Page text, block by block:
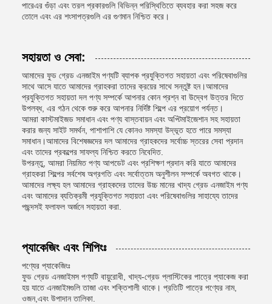
পারেএর গুঁড়া এবং তরল প্রকারগুলি বিভিন্ন পরিস্থিতিতে ব্যবহার করা সহজ করে
তোলে এবং এর শংসাপত্রগুলি এর গুণমান নিশ্চিত করে।
সহায়তা ও সেবা:
আমাদের ফুড গ্রেড এনজাইম পণ্যটি ব্যাপক প্রযুক্তিগত সহায়তা এবং পরিষেবাগুলির
সাথে আসে যাতে আমাদের গ্রাহকরা তাদের ক্রয়ের সাথে সন্তুষ্ট হন।আমাদের
প্রযুক্তিগত সহায়তা দল পণ্য সম্পর্কে আপনার কোন প্রশ্ন বা উদ্বেগ উত্তর দিতে
উপলব্ধ, এর গঠন থেকে শুরু করে আপনার নির্দিষ্ট শিল্পে এর প্রয়োগ পর্যন্ত।
আমরা কাস্টমাইজড সমাধান এবং পণ্য বাস্তবায়ন এবং অপ্টিমাইজেশান সহ সহায়তা
করার জন্য সাইট সমর্থন, পাশাপাশি যে কোনও সমস্যা উদ্ভূত হতে পারে সমস্যা
সমাধান।আমাদের বিশেষজ্ঞদের দল আমাদের গ্রাহকদের সর্বোচ্চ স্তরের সেবা প্রদান
এবং তাদের প্রকল্পের সাফল্য নিশ্চিত করতে নিবেদিত.
উপরন্তু, আমরা নিয়মিত পণ্য আপডেট এবং প্রশিক্ষণ প্রদান করি যাতে আমাদের
গ্রাহকরা শিল্পের সর্বশেষ অগ্রগতি এবং সর্বোত্তম অনুশীলন সম্পর্কে অবগত থাকে।
আমাদের লক্ষ্য হল আমাদের গ্রাহকদের তাদের উচ্চ মানের খাদ্য গ্রেড এনজাইম পণ্য
এবং আমাদের ব্যতিক্রমী প্রযুক্তিগত সহায়তা এবং পরিষেবাগুলির সাহায্যে তাদের
পছন্দসই ফলাফল অর্জনে সহায়তা করা.
প্যাকেজিং এবং শিপিংঃ
পণ্যের প্যাকেজিংঃ
ফুড গ্রেড এনজাইমস পণ্যটি বায়ুরোধী, খাদ্য-গ্রেড প্লাস্টিকের পাত্রে প্যাকেজ করা
হয় যাতে এনজাইমগুলি তাজা এবং শক্তিশালী থাকে। প্রতিটি পাত্রে পণ্যের নাম,
ওজন,এবং উপাদান তালিকা.